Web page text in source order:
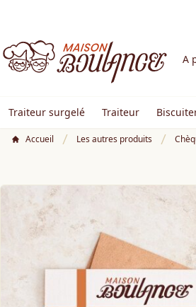
A
Traiteur surgelé Traiteur
Accueil Les autres produits